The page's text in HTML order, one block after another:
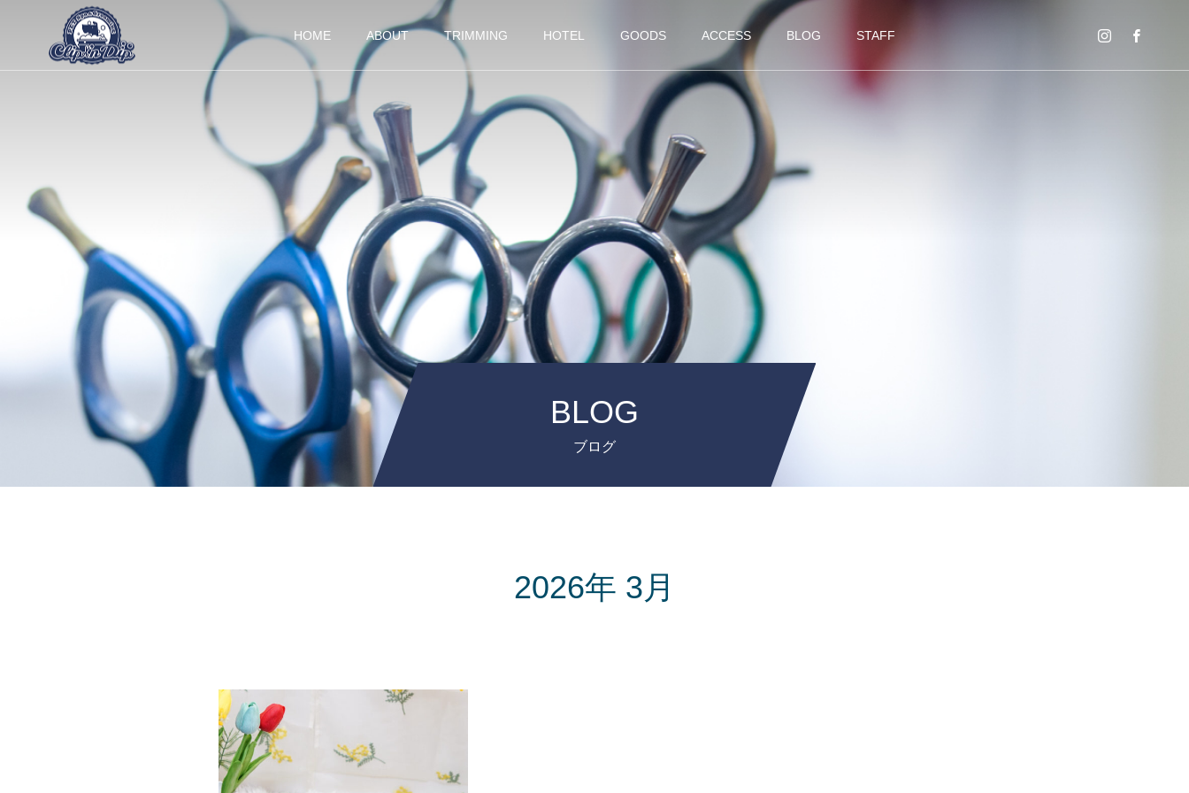
HOME ABOUT TRIMMING HOTEL GOODS ACCESS BLOG STAFF
BLOG
ブログ
2026年 3月